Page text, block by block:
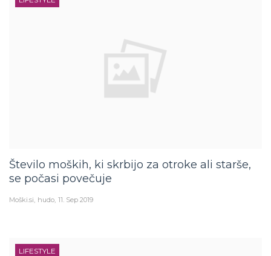
Število moških, ki skrbijo za otroke ali starše,
se počasi povečuje
Moški.si hudo 11. Sep 2019
LIFESTYLE